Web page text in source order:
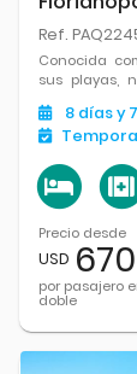
Ref.
Conocida
sus playas,
mercados,
cada rincón
8 díasy 7
Precio desde
USD 670
por pasajero
doble